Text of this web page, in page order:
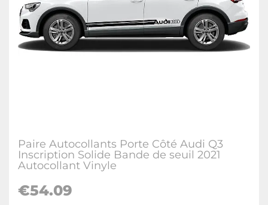
Paire Autocollants Porte Côté Audi Q3
Inscription Solide Bande de seuil 2021
Autocollant Vinyle
€54.09